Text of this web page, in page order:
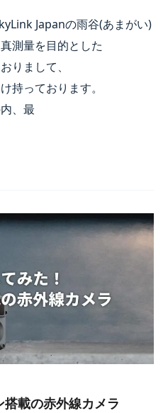
Japanの​雨谷(あまが​い)
測量を​目的とした​
りまして、​
持っております。​
、​最
載の​赤外線カメラ